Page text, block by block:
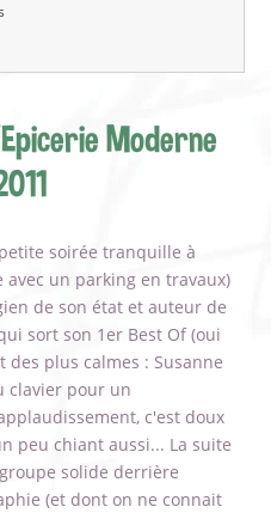
Moderne
soirée tranquille à
avec un parking en travaux)
de son état et auteur de
sort son 1er Best Of (oui
plus calmes : Susanne
clavier pour un
c'est doux
peu chiant aussi... La suite
solide derrière
(et dont on ne connait